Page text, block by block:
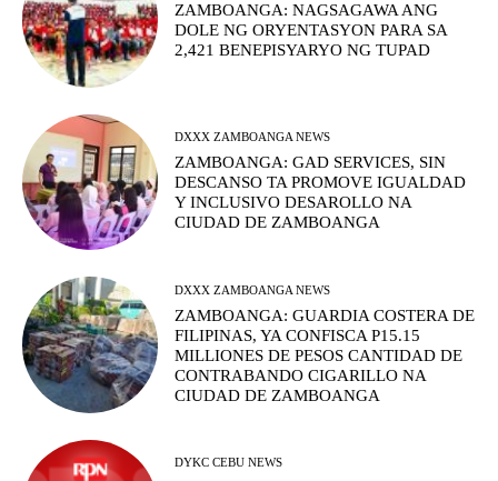
ZAMBOANGA: NAGSAGAWA ANG
DOLE NG ORYENTASYON PARA SA
2,421 BENEPISYARYO NG TUPAD
DXXX ZAMBOANGA NEWS
ZAMBOANGA: GAD SERVICES, SIN
DESCANSO TA PROMOVE IGUALDAD
Y INCLUSIVO DESAROLLO NA
CIUDAD DE ZAMBOANGA
DXXX ZAMBOANGA NEWS
ZAMBOANGA: GUARDIA COSTERA DE
FILIPINAS, YA CONFISCA P15.15
MILLIONES DE PESOS CANTIDAD DE
CONTRABANDO CIGARILLO NA
CIUDAD DE ZAMBOANGA
DYKC CEBU NEWS